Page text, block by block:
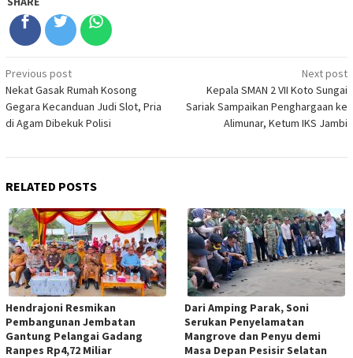
Post
navigation
Previous post
Nekat Gasak Rumah Kosong
Gegara Kecanduan Judi Slot, Pria
di Agam Dibekuk Polisi
Next post
Kepala SMAN 2 VII Koto Sungai
Sariak Sampaikan Penghargaan ke
Alimunar, Ketum IKS Jambi
RELATED POSTS
Hendrajoni Resmikan
Pembangunan Jembatan
Gantung Pelangai Gadang
Ranpes Rp4,72 Miliar
Dari Amping Parak, Soni
Serukan Penyelamatan
Mangrove dan Penyu demi
Masa Depan Pesisir Selatan